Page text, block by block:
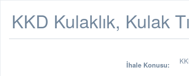
KKD Kulaklık, Kulak
İhale Konusu: